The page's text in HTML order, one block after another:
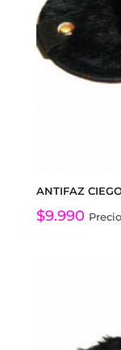
ANTIFAZ
$9.990